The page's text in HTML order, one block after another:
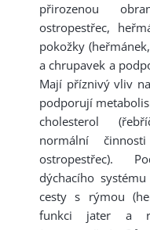
přirozenou
ostropestřec,
pokožky
a chrupavek a
Mají příznivý vliv
podporují
cholesterol
normální
ostropestřec).
dýchacího
cesty s rýmou
funkci jater a